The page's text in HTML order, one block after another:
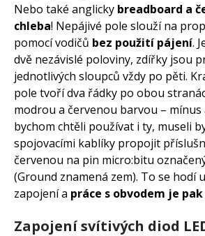
Nebo také anglicky breadboard a
chleba! Nepájivé pole slouží na
pomocí vodičů bez použití pájení.
dvě nezávislé poloviny, zdířky jsou
jednotlivých sloupců vždy po pěti.
pole tvoří dva řádky po obou
modrou a červenou barvou – mínus
bychom chtěli používat i ty, museli
spojovacími kablíky propojit
červenou na pin micro:bitu
(Ground znamená zem). To se hodí
zapojení a práce s obvodem je
Zapojení svítivých diod